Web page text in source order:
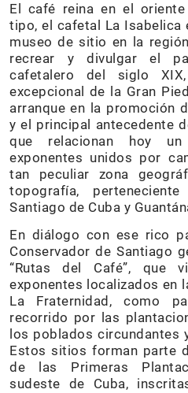
El café reina en el
tipo, el cafetal La Isabelica
museo de sitio en la
recrear y divulgar el
cafetalero del siglo
excepcional de la Gran
arranque en la promoción
y el principal antecedente
que relacionan hoy
exponentes unidos por
tan peculiar zona
topografía,
Santiago de Cuba y
En diálogo con ese rico
Conservador de Santiago
“Rutas del Café”, que
exponentes localizados en
La Fraternidad, como
recorrido por las
los poblados circundantes
Estos sitios forman parte
de las Primeras
sudeste de Cuba,